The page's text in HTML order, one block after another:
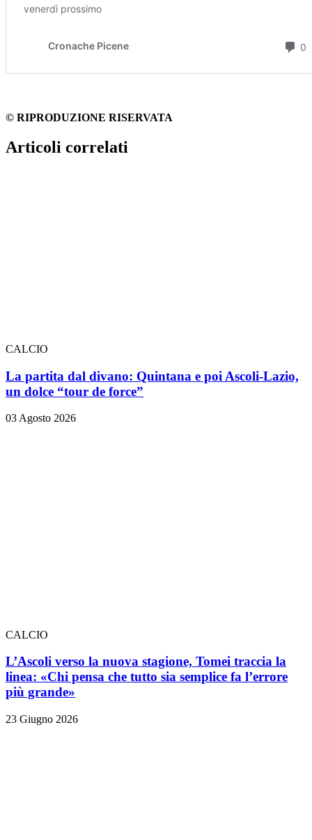
© RIPRODUZIONE RISERVATA
Articoli correlati
CALCIO
La partita dal divano: Quintana e poi Ascoli-Lazio,
un dolce “tour de force”
03 Agosto 2026
CALCIO
L’Ascoli verso la nuova stagione, Tomei traccia la
linea: «Chi pensa che tutto sia semplice fa l’errore
più grande»
23 Giugno 2026